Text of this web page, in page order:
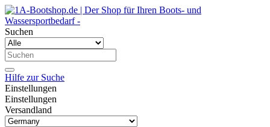
Suchen
Hilfe zur Suche
Einstellungen
Einstellungen
Versandland